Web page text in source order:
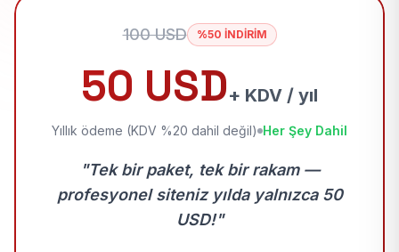
100 USD %50 İNDİRİM
50 USD+ KDV / yıl
Yıllık ödeme (KDV %20 dahil değil) Her Şey Dahil
"Tek bir paket, tek bir rakam —
profesyonel siteniz yılda yalnızca 50
USD!"